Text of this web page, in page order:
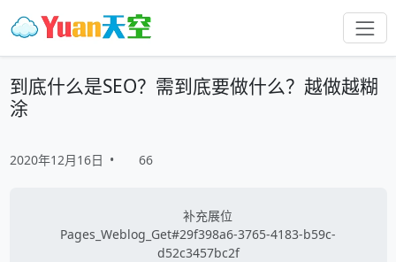
到底什么是SEO？需到底要做什么？越做越糊
涂
2020年12月16日 • 66
补充展位
Pages_Weblog_Get#29f398a6-3765-4183-b59c-
d52c3457bc2f